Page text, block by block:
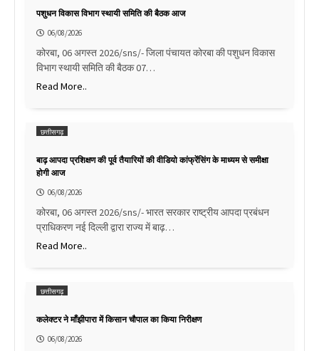
पशुधन विकास विभाग स्थायी समिति की बैठक आज
06/08/2026
कोरबा, 06 अगस्त 2026/sns/- जिला पंचायत कोरबा की पशुधन विकास
विभाग स्थायी समिति की बैठक 07…
Read More..
छत्तीसगढ़
बाढ़ आपदा प्रशिक्षण की पूर्व तैयारियों की वीडियो कांफ्रेंसिंग के माध्यम से समीक्षा
होगी आज
06/08/2026
कोरबा, 06 अगस्त 2026/sns/- भारत सरकार राष्ट्रीय आपदा प्रबंधन
प्राधिकरण नई दिल्ली द्वारा राज्य में बाढ़…
Read More..
छत्तीसगढ़
कलेक्टर ने माँझीपारा में किसान चौपाल का किया निरीक्षण
06/08/2026